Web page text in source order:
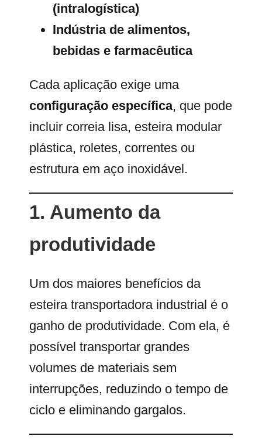
(intralogística)
Indústria de alimentos,
bebidas e farmacêutica
Cada aplicação exige uma
configuração específica, que pode
incluir correia lisa, esteira modular
plástica, roletes, correntes ou
estrutura em aço inoxidável.
1. Aumento da
produtividade
Um dos maiores benefícios da
esteira transportadora industrial é o
ganho de produtividade. Com ela, é
possível transportar grandes
volumes de materiais sem
interrupções, reduzindo o tempo de
ciclo e eliminando gargalos.